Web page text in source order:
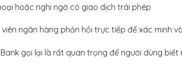
hoặc nghi ngờ có giao dịch trái phép
ngân hàng phản hồi trực tiếp để xác minh
Bank gọi lại là rất quan trọng để người dùng